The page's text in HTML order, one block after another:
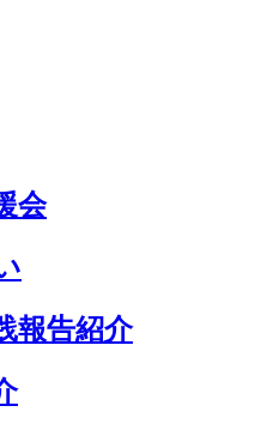
会
報告紹介